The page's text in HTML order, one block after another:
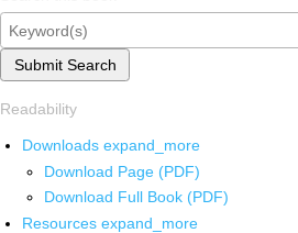
Submit Search
Readability
Downloads expand_more
Download Page (PDF)
Download Full Book (PDF)
Resources expand_more